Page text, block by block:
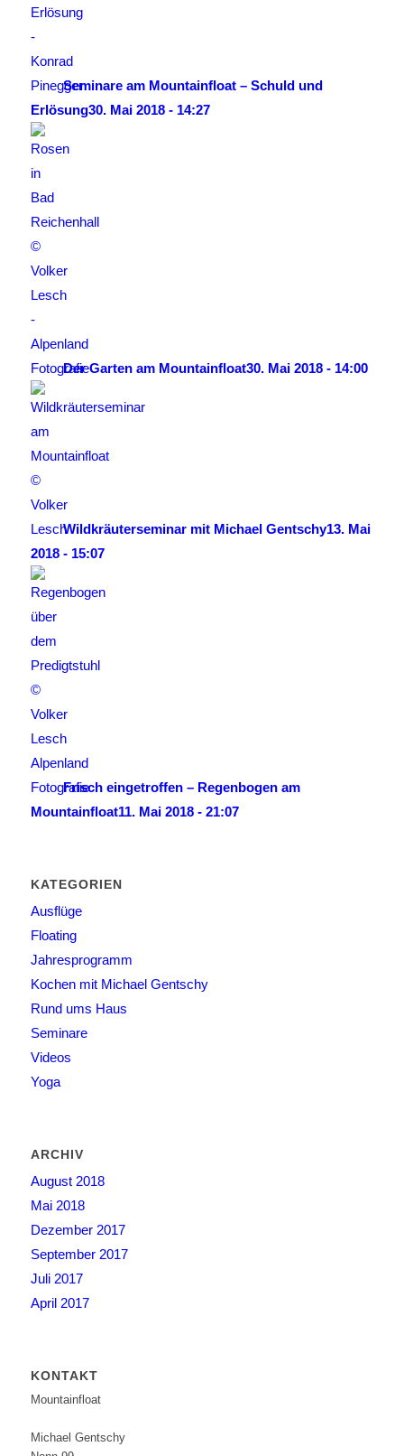
Seminare am Mountainfloat – Schuld und
Erlösung30. Mai 2018 - 14:27
Der Garten am Mountainfloat30. Mai 2018 - 14:00
Wildkräuterseminar mit Michael Gentschy13. Mai
2018 - 15:07
Frisch eingetroffen – Regenbogen am
Mountainfloat11. Mai 2018 - 21:07
KATEGORIEN
Ausflüge
Floating
Jahresprogramm
Kochen mit Michael Gentschy
Rund ums Haus
Seminare
Videos
Yoga
ARCHIV
August 2018
Mai 2018
Dezember 2017
September 2017
Juli 2017
April 2017
KONTAKT
Mountainfloat
Michael Gentschy